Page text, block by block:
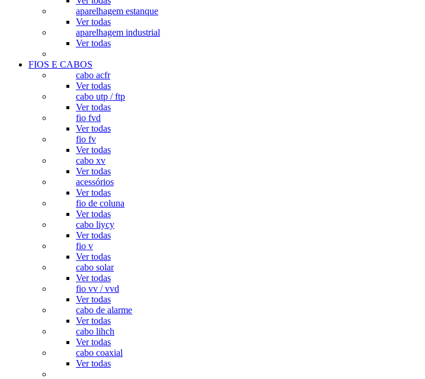
aparelhagem estanque
Ver todas
aparelhagem industrial
Ver todas
FIOS E CABOS
cabo acfr
Ver todas
cabo utp / ftp
Ver todas
fio fvd
Ver todas
fio fv
Ver todas
cabo xv
Ver todas
acessórios
Ver todas
fio de coluna
Ver todas
cabo liycy
Ver todas
fio v
Ver todas
cabo solar
Ver todas
fio vv / vvd
Ver todas
cabo de alarme
Ver todas
cabo lihch
Ver todas
cabo coaxial
Ver todas